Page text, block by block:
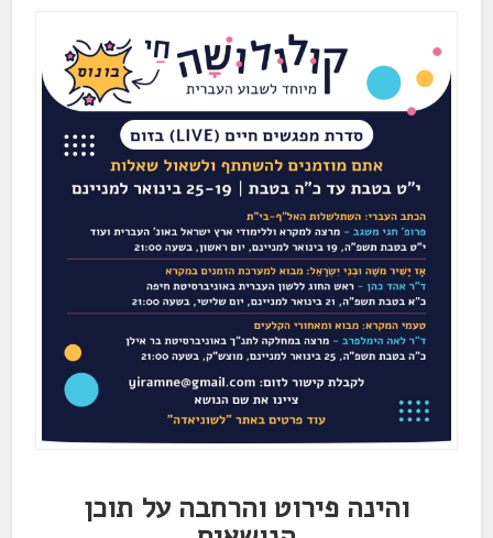
והינה פירוט והרחבה על תוכן